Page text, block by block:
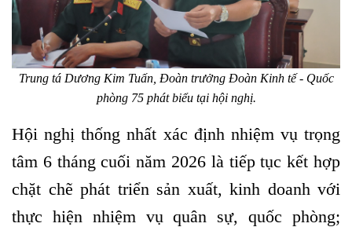
Trung tá Dương Kim Tuấn, Đoàn trưởng Đoàn Kinh tế - Quốc
phòng 75 phát biểu tại hội nghị.
Hội nghị thống nhất xác định nhiệm vụ trọng
tâm 6 tháng cuối năm 2026 là tiếp tục kết hợp
chặt chẽ phát triển sản xuất, kinh doanh với
thực hiện nhiệm vụ quân sự, quốc phòng;